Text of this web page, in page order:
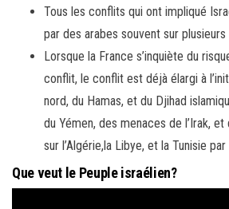
Tous les conflits qui ont impliqué
par des arabes souvent sur
Lorsque la France s’inquiète du
conflit, le conflit est déjà élargi à
nord, du Hamas, et du Djihad
du Yémen, des menaces de l’Irak,
sur l’Algérie,la Libye, et la Tunisie
Que veut le Peuple israélien?